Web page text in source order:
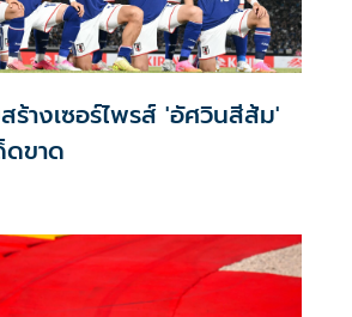
างเซอร์ไพรส์ 'อัศวินสีส้ม'
ดขาด